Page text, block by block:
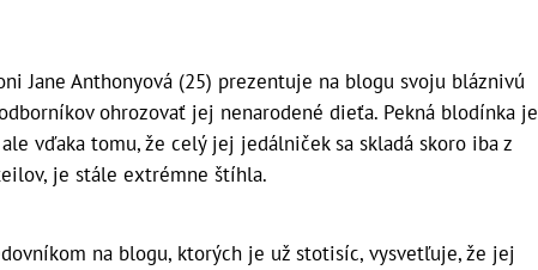
Jane Anthonyová (25) prezentuje na blogu svoju bláznivú
ohrozovať jej nenarodené dieťa. Pekná blodínka je
vďaka tomu, že celý jej jedálniček sa skladá skoro iba z
je stále extrémne štíhla.
na blogu, ktorých je už stotisíc, vysvetľuje, že jej